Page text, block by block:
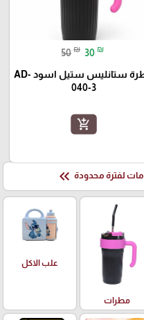
50 ₪ 30 ₪
مطرة ستانليس ستيل اسود AD-
040-3
add_shopping_cart
لفترة محدودة keyboard_double_arrow_left
مطرات
علب الاكل